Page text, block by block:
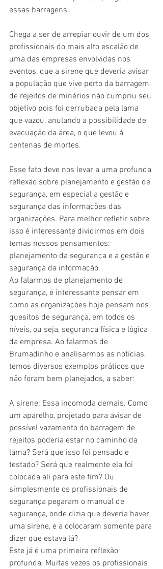
essas barragens.
Chega a ser de arrepiar ouvir de um dos
profissionais do mais alto escalão de
uma das empresas envolvidas nos
eventos, que a sirene que deveria avisar
a população que vive perto da barragem
de rejeitos de minérios não cumpriu seu
objetivo pois foi derrubada pela lama
que vazou, anulando a possibilidade de
evacuação da área, o que levou à
centenas de mortes.
Esse fato deve nos levar a uma profunda
reflexão sobre planejamento e gestão de
segurança, em especial a gestão e
segurança das informações das
organizações. Para melhor refletir sobre
isso é interessante dividirmos em dois
temas nossos pensamentos:
planejamento da segurança e a gestão e
segurança da informação.
Ao falarmos de planejamento de
segurança, é interessante pensar em
como as organizações hoje pensam nos
quesitos de segurança, em todos os
níveis, ou seja, segurança física e lógica
da empresa. Ao falarmos de
Brumadinho e analisarmos as notícias,
temos diversos exemplos práticos que
não foram bem planejados, a saber:
A sirene: Essa incomoda demais. Como
um aparelho, projetado para avisar de
possível vazamento do barragem de
rejeitos poderia estar no caminho da
lama? Será que isso foi pensado e
testado? Será que realmente ela foi
colocada ali para este fim? Ou
simplesmente os profissionais de
segurança pegaram o manual de
segurança, onde dizia que deveria haver
uma sirene, e a colocaram somente para
dizer que estava lá?
Este já é uma primeira reflexão
profunda. Muitas vezes os profissionais